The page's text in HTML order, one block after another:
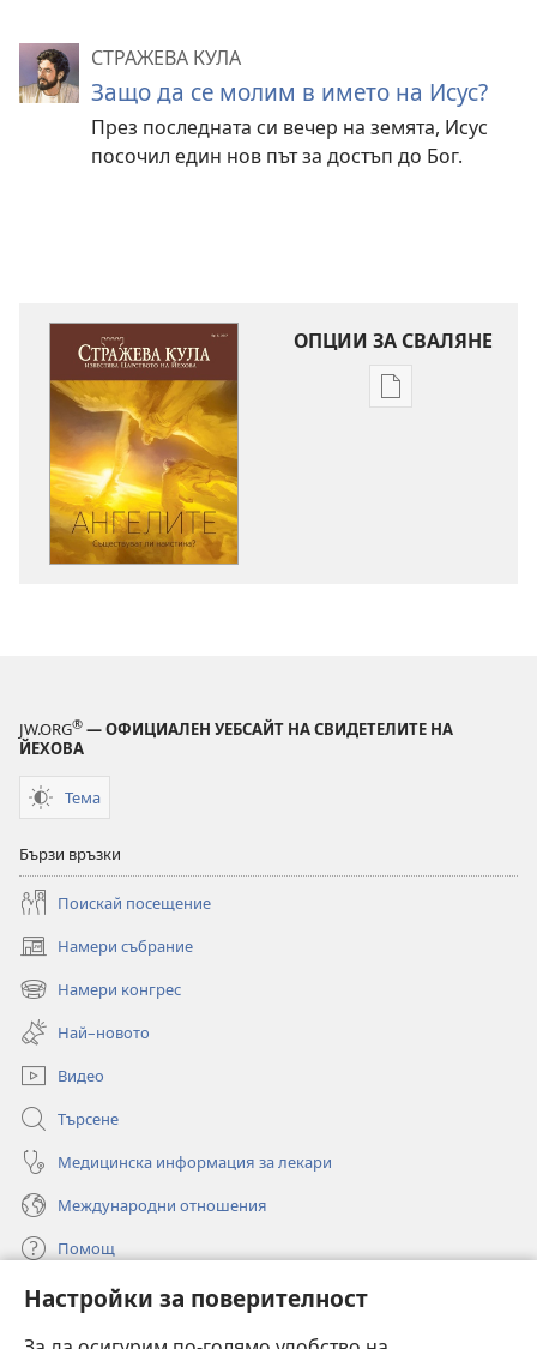
Настройки за поверителност
СТРАЖЕВА КУЛА
Защо да се молим в името на Исус?
През последната си вечер на земята, Исус
посочил един нов път за достъп до Бог.
ОПЦИИ ЗА СВАЛЯНЕ
Опции
JW.ORG® — ОФИЦИАЛЕН УЕБСАЙТ НА СВИДЕТЕЛИТЕ НА
ЙЕХОВА
Тема
Бързи връзки
Поискай посещение
Намери събрание
(отваря
нов
прозорец)
Намери конгрес
(отваря
нов
прозорец)
Най–новото
Видео
Търсене
Медицинска информация за лекари
Международни отношения
Помощ
Дарения
нов